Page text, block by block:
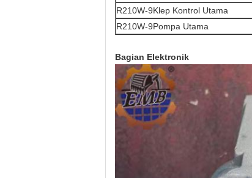
R210W-9Klep Kontrol Utama
R210W-9Pompa Utama
Bagian Elektronik